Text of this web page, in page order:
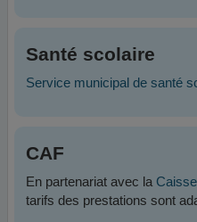
Santé scolaire
Service municipal de santé
CAF
En partenariat avec la
tarifs des prestations sont